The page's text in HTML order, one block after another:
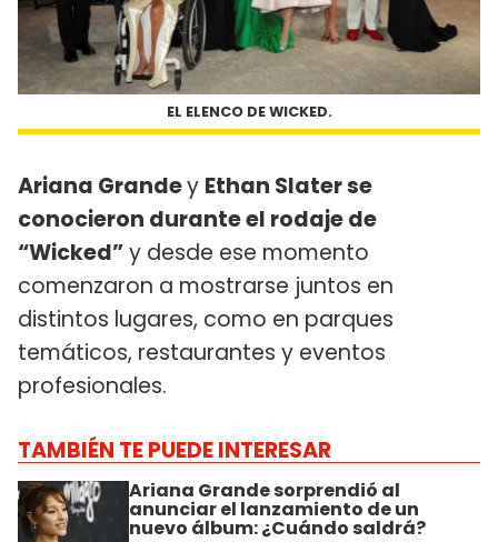
EL ELENCO DE WICKED.
Ariana Grandey Ethan Slater se
conocieron durante el rodaje de
“Wicked”y desde ese momento
comenzaron a mostrarse juntos en
distintos lugares, como en parques
temáticos, restaurantes y eventos
profesionales.
TAMBIÉN TE PUEDE INTERESAR
Ariana Grande sorprendió al
anunciar el lanzamiento de un
nuevo álbum: ¿Cuándo saldrá?